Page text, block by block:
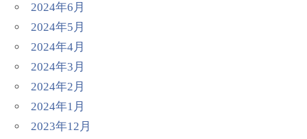
2024年6月
2024年5月
2024年4月
2024年3月
2024年2月
2024年1月
2023年12月